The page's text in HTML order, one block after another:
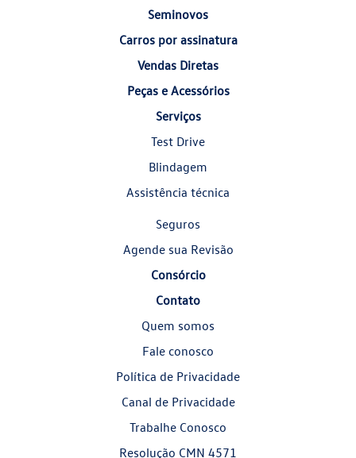
Seminovos
Carros por assinatura
Vendas Diretas
Peças e Acessórios
Serviços
Test Drive
Blindagem
Assistência técnica
Seguros
Agende sua Revisão
Consórcio
Contato
Quem somos
Fale conosco
Política de Privacidade
Canal de Privacidade
Trabalhe Conosco
Resolução CMN 4571